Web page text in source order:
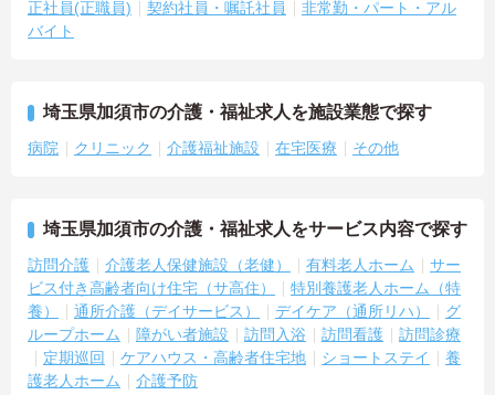
正社員(正職員) 契約社員・嘱託社員
非常勤・パート・アル
バイト
埼玉県加須市の介護・福祉求人を施設業態で探す
病院 クリニック 介護福祉施設 在宅医療 その他
埼玉県加須市の介護・福祉求人をサービス内容で探す
訪問介護 介護老人保健施設（老健） 有料老人ホーム
サー
ビス付き高齢者向け住宅（サ高住）
特別養護老人ホーム（特
養）
通所介護（デイサービス） デイケア（通所リハ）
グ
ループホーム
障がい者施設 訪問入浴 訪問看護
訪問診療
定期巡回
ケアハウス・高齢者住宅地 ショートステイ
養
護老人ホーム
介護予防